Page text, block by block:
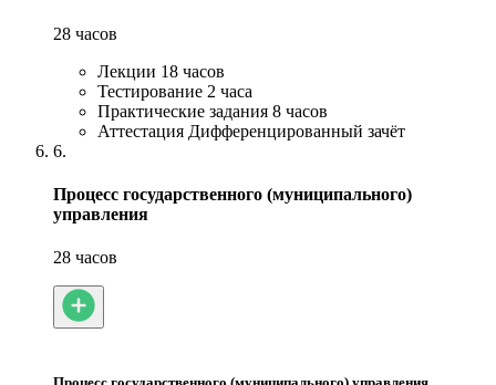
28 часов
Лекции 18 часов
Тестирование 2 часа
Практические задания 8 часов
Аттестация Дифференцированный зачёт
6.
Процесс государственного (муниципального)
управления
28 часов